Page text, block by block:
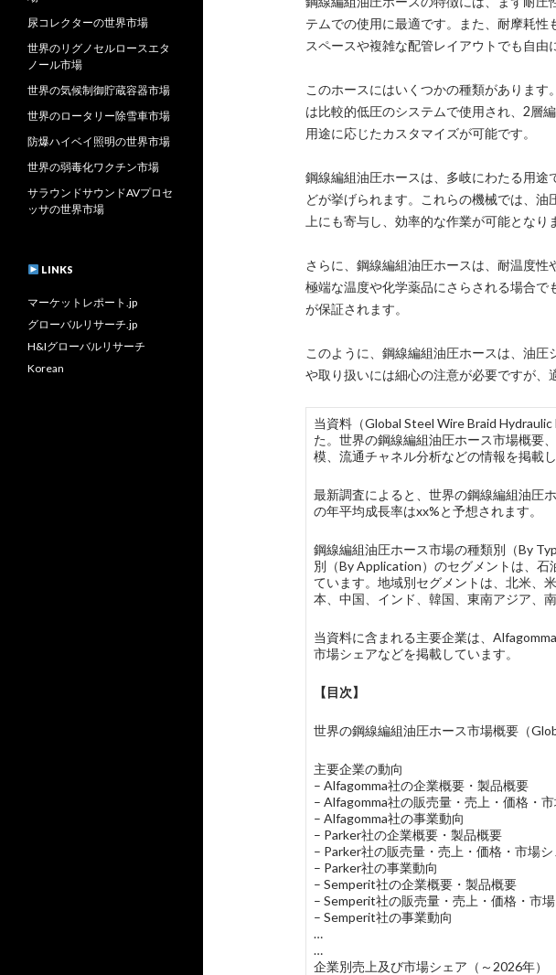
テムでの使用に最適です。また、耐摩耗
スペースや複雑な配管レイアウトでも自由
このホースにはいくつかの種類がありま
は比較的低圧のシステムで使用され、2層
用途に応じたカスタマイズが可能です。
鋼線編組油圧ホースは、多岐にわたる用
どが挙げられます。これらの機械では、
上にも寄与し、効率的な作業が可能となり
さらに、鋼線編組油圧ホースは、耐温度性
極端な温度や化学薬品にさらされる場合
が保証されます。
このように、鋼線編組油圧ホースは、油
や取り扱いには細心の注意が必要ですが、
当資料（Global Steel Wire Braid
た。世界の鋼線編組油圧ホース市場概要
模、流通チャネル分析などの情報を掲載し
最新調査によると、世界の鋼線編組油圧
の年平均成長率はxx%と予想されます。
鋼線編組油圧ホース市場の種類別（By
別（By Application）のセグメントは、
ています。地域別セグメントは、北米、
本、中国、インド、韓国、東南アジア、
当資料に含まれる主要企業は、
市場シェアなどを掲載しています。
【目次】
世界の鋼線編組油圧ホース市場概要（
主要企業の動向
– Alfagomma社の企業概要・製品概要
– Alfagomma社の販売量・売上・価格・
– Alfagomma社の事業動向
– Parker社の企業概要・製品概要
– Parker社の販売量・売上・価格・市場シ
– Parker社の事業動向
– Semperit社の企業概要・製品概要
– Semperit社の販売量・売上・価格・市
– Semperit社の事業動向
…
…
企業別売上及び市場シェア（～2026年）
尿コレクターの世界市場
世界のリグノセルロースエタ
ノール市場
世界の気候制御貯蔵容器市場
世界のロータリー除雪車市場
防爆ハイベイ照明の世界市場
世界の弱毒化ワクチン市場
サラウンドサウンドAVプロセ
ッサの世界市場
LINKS
マーケットレポート.jp
グローバルリサーチ.jp
H&Iグローバルリサーチ
Korean